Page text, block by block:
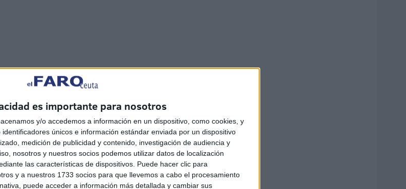
es importante para nosotros
y/o accedemos a información en un dispositivo, como cookies, y
únicos e información estándar enviada por un dispositivo
medición de publicidad y contenido, investigación de audiencia y
nosotros y nuestros socios podemos utilizar datos de localización
las características de dispositivos. Puede hacer clic para
y a nuestros 1733 socios para que llevemos a cabo el procesamiento
puede acceder a información más detallada y cambiar sus
serán los jugadores que lucharán con